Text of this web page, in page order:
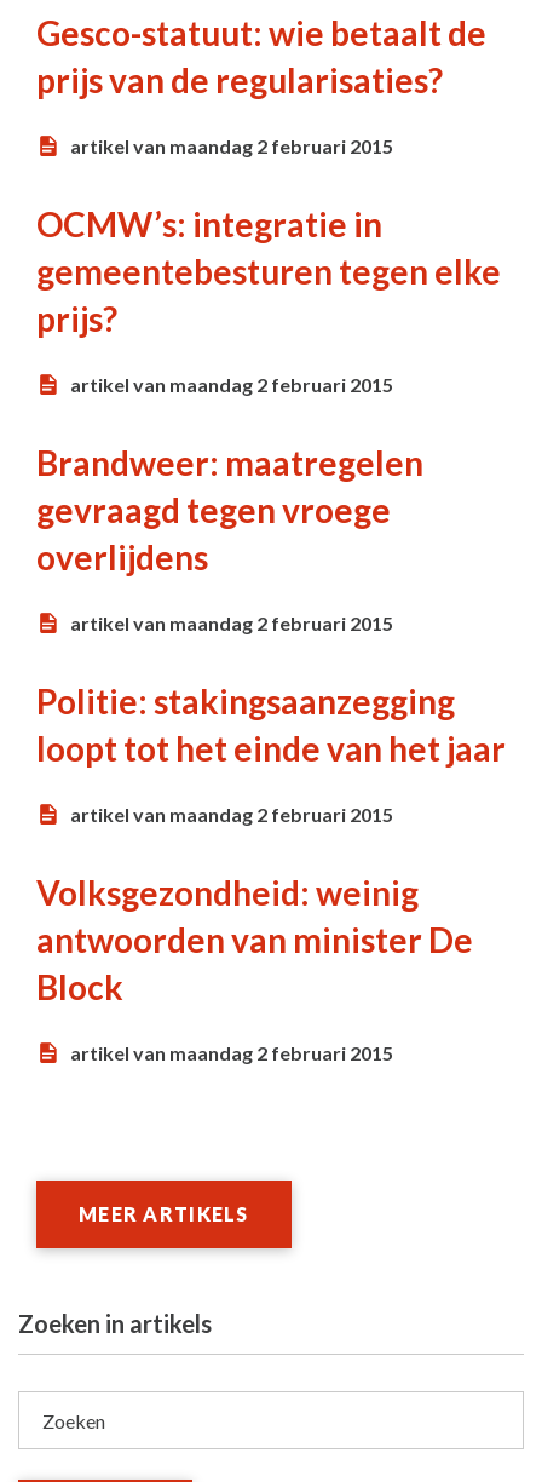
Gesco-statuut: wie betaalt de
prijs van de regularisaties?
artikel van maandag 2 februari 2015
OCMW’s: integratie in
gemeentebesturen tegen elke
prijs?
artikel van maandag 2 februari 2015
Brandweer: maatregelen
gevraagd tegen vroege
overlijdens
artikel van maandag 2 februari 2015
Politie: stakingsaanzegging
loopt tot het einde van het jaar
artikel van maandag 2 februari 2015
Volksgezondheid: weinig
antwoorden van minister De
Block
artikel van maandag 2 februari 2015
MEER ARTIKELS
Zoeken in artikels
Zoeken